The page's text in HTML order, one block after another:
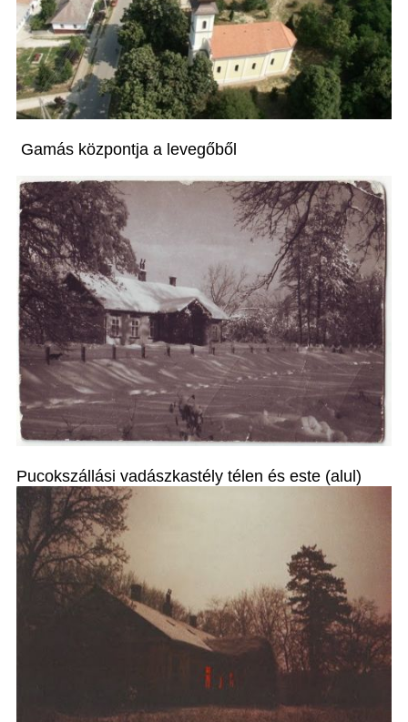
Gamás központja a levegőből
Pucokszállási vadászkastély télen és este (alul)